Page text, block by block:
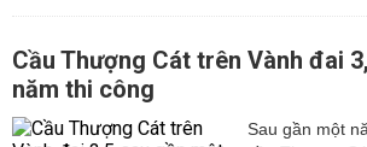
Cầu Thượng Cát trên Vành đai
năm thi công
Sau gần một